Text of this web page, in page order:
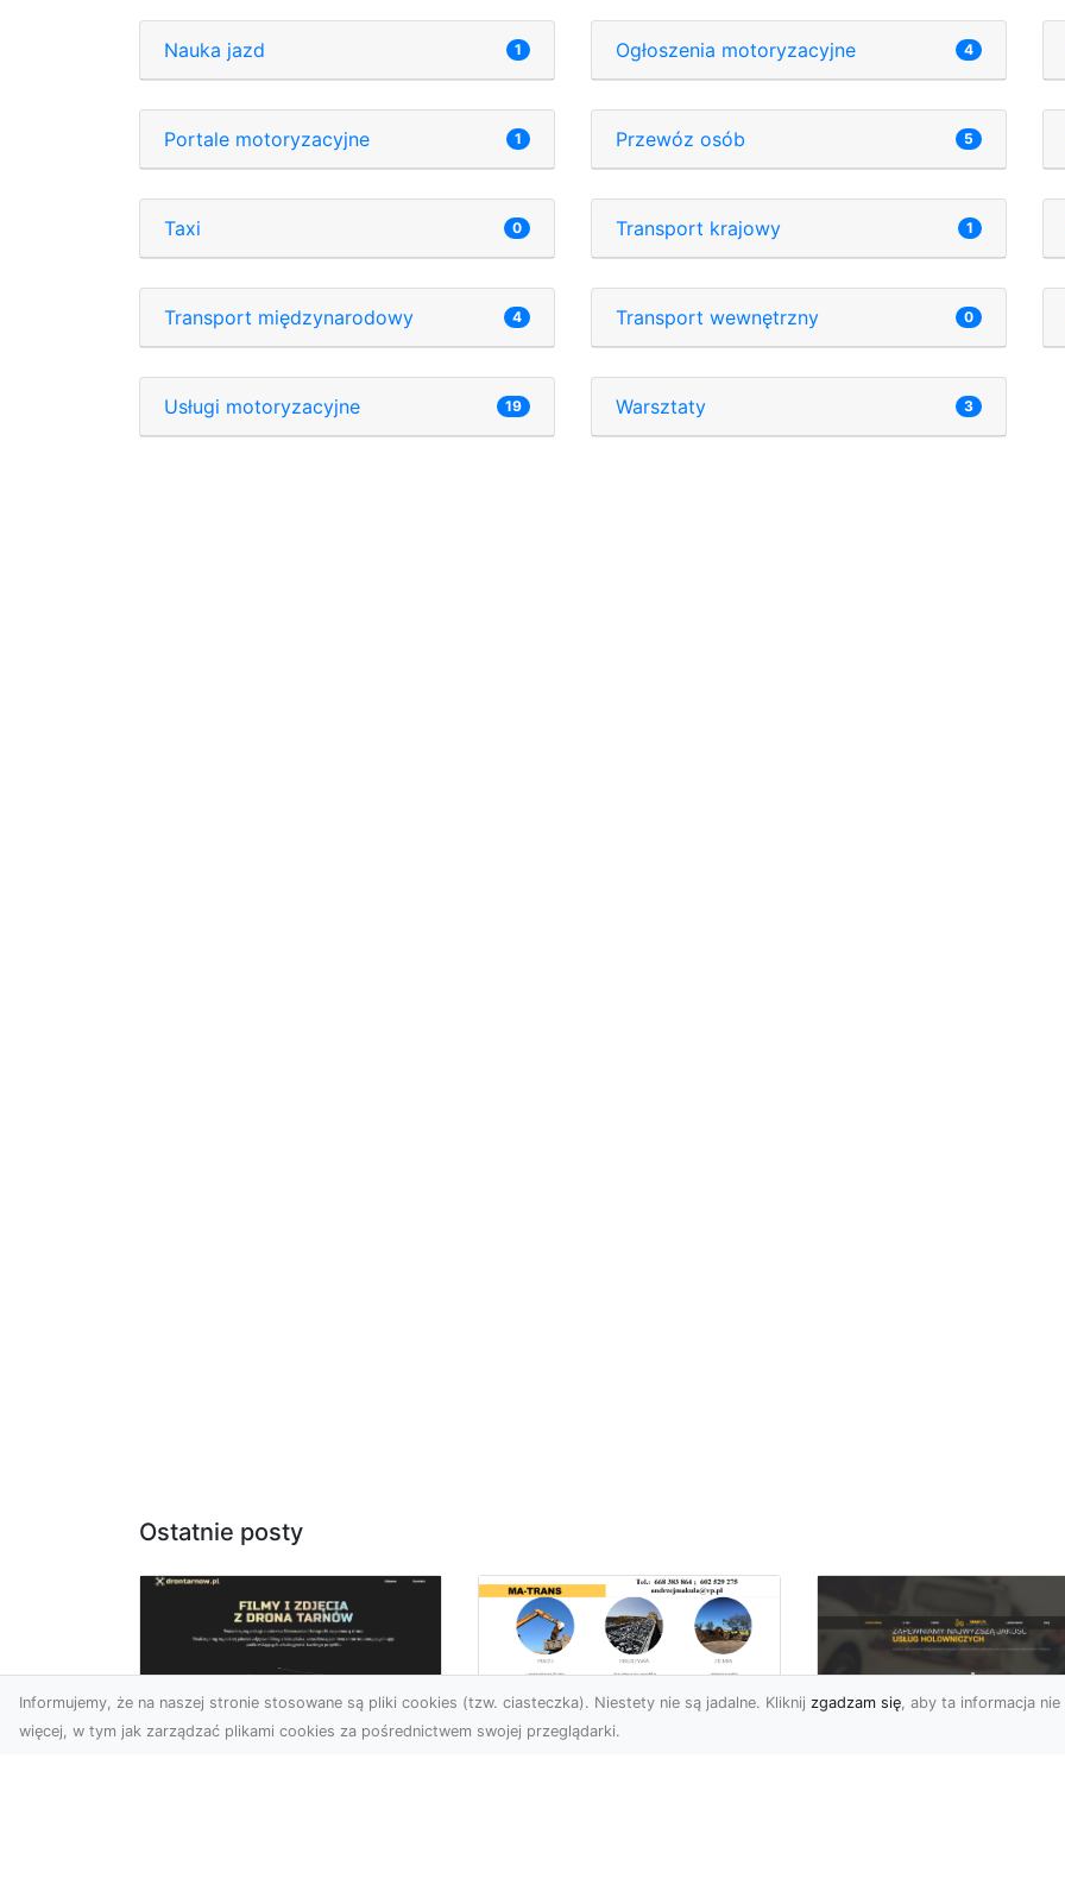
Nauka jazd 1 Ogłoszenia motoryzacyjne 4
Portale motoryzacyjne 1 Przewóz osób 5
Taxi 0 Transport krajowy 1
Transport międzynarodowy 4 Transport wewnętrzny 0
Usługi motoryzacyjne 19 Warsztaty 3
Ostatnie posty
Informujemy, że na naszej stronie stosowane są pliki cookies (tzw. ciasteczka). Niestety nie są jadalne. Kliknij zgadzam się, aby ta informacja nie
więcej, w tym jak zarządzać plikami cookies za pośrednictwem swojej przeglądarki.